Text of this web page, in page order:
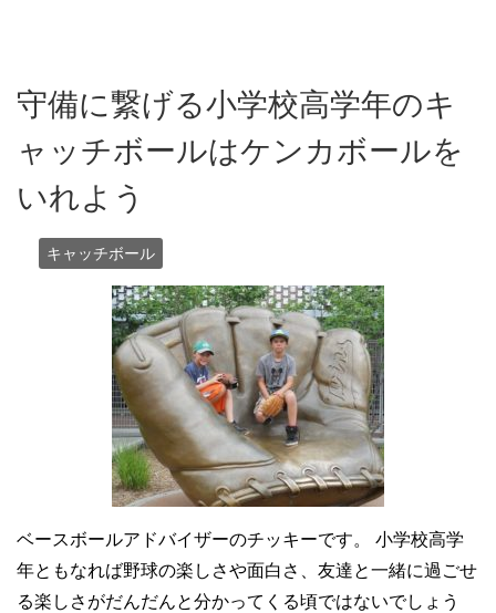
守備に繋げる小学校高学年のキ
ャッチボールはケンカボールを
いれよう
キャッチボール
ベースボールアドバイザーのチッキーです。 小学校高学
年ともなれば野球の楽しさや面白さ、友達と一緒に過ごせ
る楽しさがだんだんと分かってくる頃ではないでしょう